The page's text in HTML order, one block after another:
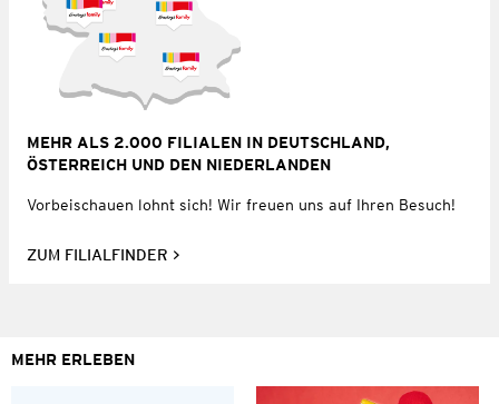
MEHR ALS 2.000 FILIALEN IN DEUTSCHLAND,
ÖSTERREICH UND DEN NIEDERLANDEN
Vorbeischauen lohnt sich! Wir freuen uns auf Ihren Besuch!
ZUM FILIALFINDER
MEHR ERLEBEN